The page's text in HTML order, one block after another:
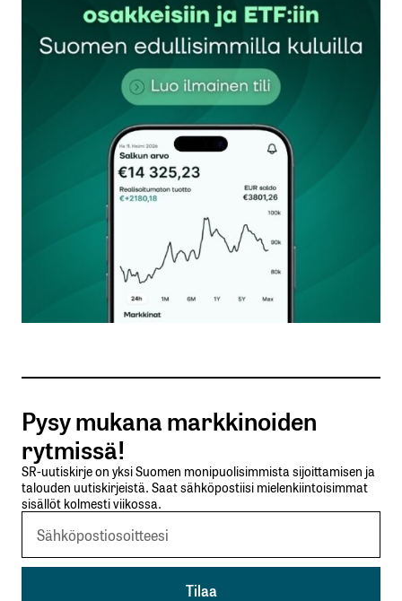
Sähköpostiosoitettasi ei julkaista.Pakolliset
kentät on merkitty*
Kommentti*
Nimesi tai nimimerkkisi
Sähköpostiosoitteesi
Tilaa SalkunRakentajan uutiskirje
Lähetä kommentti
Pysy mukana markkinoiden
rytmissä!
SR-uutiskirje on yksi Suomen monipuolisimmista sijoittamisen ja
talouden uutiskirjeistä. Saat sähköpostiisi mielenkiintoisimmat
sisällöt kolmesti viikossa.